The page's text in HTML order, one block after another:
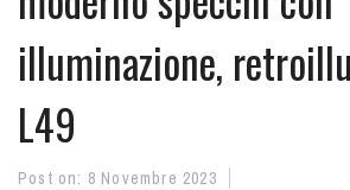
illuminazione,
L49
Post on: 8 Novembre 2023